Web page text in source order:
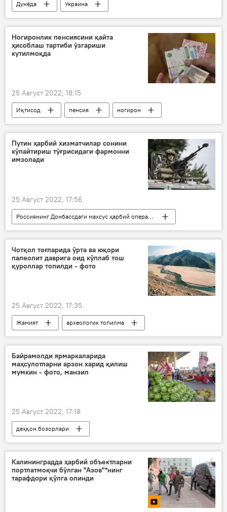
Дунёда Украина
Ногиронлик пенсиясини қайта
ҳисоблаш тартиби ўзгариши
кутилмоқда
25 Август 2022, 18:15
Иқтисод пенсия ногирон
Путин ҳарбий хизматчилар сонини
кўпайтириш тўғрисидаги фармонни
имзолади
25 Август 2022, 17:56
Россиянинг Донбассдаги махсус ҳарбий операцияси
Владимир Путин
ҳарбийлар
Чотқол тоғларида ўрта ва юқори
палеолит даврига оид кўплаб тош
қуроллар топилди - фото
25 Август 2022, 17:35
Жамият
археологик топилма
Россия
Ўзбекистон Фанлар академияси
Байрамолди ярмаркаларида
маҳсулотларни арзон харид қилиш
мумкин - фото, манзил
25 Август 2022, 17:18
деҳқон бозорлари
Қишлоқ хўжалиги вазирлиги
Иқтисод
Калининградда ҳарбий объектларни
портлатмоқчи бўлган "Азов"*нинг
тарафдори қўлга олинди